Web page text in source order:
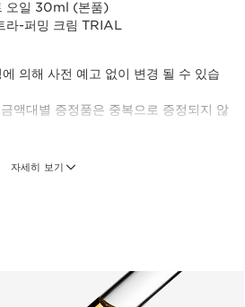
자세히 보기
오일 30ml (본품)
라-퍼밍 크림 TRIAL
의해 사전 예고 없이 변경 될 수 있습
액대별 증정품은 중복으로 증정되지 않